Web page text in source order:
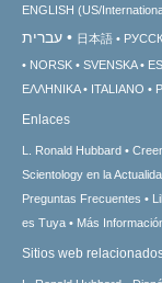
ENGLISH (US/
עברית 日本語
NORSK
SVENSKA
ΕΛΛΗΝΙΚA
ITALIANO
Enlaces
L. Ronald Hubbard
Scientology en la
Preguntas Frecuentes
es Tuya
Más
Sitios web